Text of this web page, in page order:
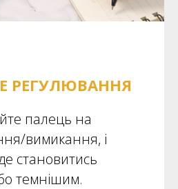
РЕГУЛЮВАННЯ
палець на
вимикання, і
становитись
темнішим.